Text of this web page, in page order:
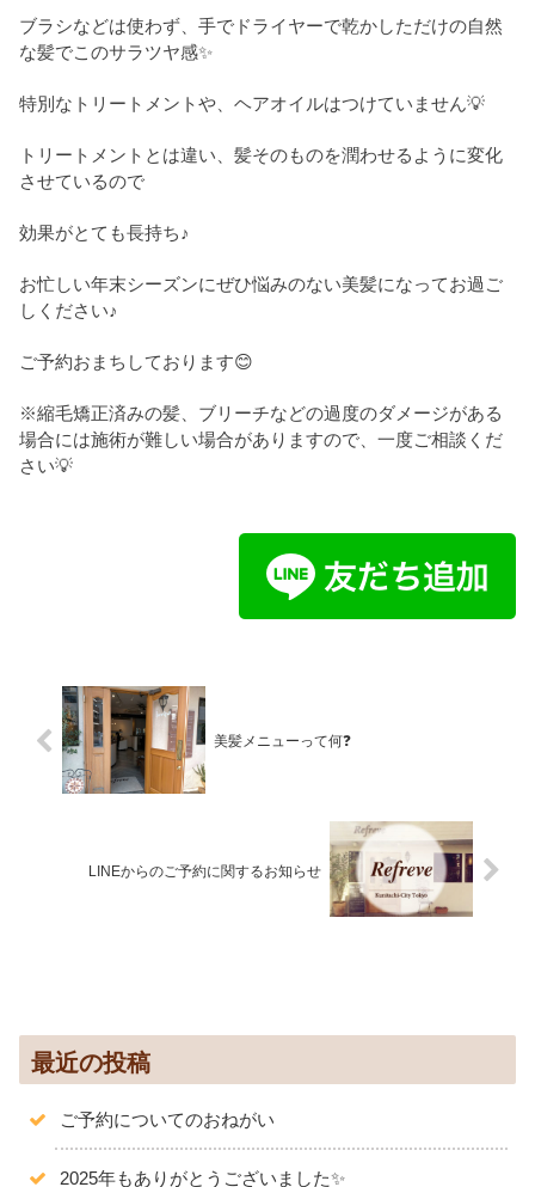
ブラシなどは使わず、手でドライヤーで乾かしただけの自然
な髪でこのサラツヤ感✨
特別なトリートメントや、ヘアオイルはつけていません💡
トリートメントとは違い、髪そのものを潤わせるように変化
させているので
効果がとても長持ち♪
お忙しい年末シーズンにぜひ悩みのない美髪になってお過ご
しください♪
ご予約おまちしております😊
※縮毛矯正済みの髪、ブリーチなどの過度のダメージがある
場合には施術が難しい場合がありますので、一度ご相談くだ
さい💡
美髪メニューって何❓️
LINEからのご予約に関するお知らせ
最近の投稿
ご予約についてのおねがい
2025年もありがとうございました✨️